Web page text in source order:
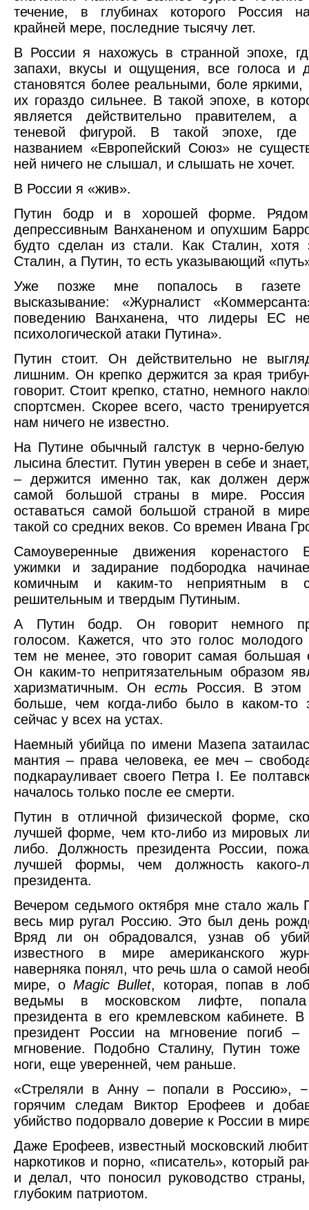
течение, в глубинах которого Россия
крайней мере, последние тысячу лет.
В России я нахожусь в странной эпохе,
запахи, вкусы и ощущения, все голоса и
становятся более реальными, боле яркими,
их гораздо сильнее. В такой эпохе, в
является действительно правителем, а
теневой фигурой. В такой эпохе, где
названием «Европейский Союз» не
ней ничего не слышал, и слышать не хочет.
В России я «жив».
Путин бодр и в хорошей форме.
депрессивным Ванханеном и опухшим
будто сделан из стали. Как Сталин, хотя
Сталин, а Путин, то есть указывающий
Уже позже мне попалось в газете
высказывание: «Журналист
поведению Ванханена, что лидеры ЕС
психологической атаки Путина».
Путин стоит. Он действительно не
лишним. Он крепко держится за края
говорит. Стоит крепко, статно, немного
спортсмен. Скорее всего, часто
нам ничего не известно.
На Путине обычный галстук в черно-белую
лысина блестит. Путин уверен в себе и
– держится именно так, как должен
самой большой страны в мире. Россия
оставаться самой большой страной в
такой со средних веков. Со времен Ивана
Самоуверенные движения коренастого
ужимки и задирание подбородка
комичным и каким-то неприятным в
решительным и твердым Путиным.
А Путин бодр. Он говорит немного
голосом. Кажется, что это голос
тем не менее, это говорит самая большая
Он каким-то непритязательным образом
харизматичным. Он есть Россия. В этом
больше, чем когда-либо было в каком-то
сейчас у всех на устах.
Наемный убийца по имени Мазепа
мантия – права человека, ее меч –
подкарауливает своего Петра I. Ее
началось только после ее смерти.
Путин в отличной физической форме,
лучшей форме, чем кто-либо из мировых
либо. Должность президента России,
лучшей формы, чем должность какого-
президента.
Вечером седьмого октября мне стало жаль
весь мир ругал Россию. Это был день
Вряд ли он обрадовался, узнав об
известного в мире американского
наверняка понял, что речь шла о самой
мире, оMagic Bullet, которая, попав в
ведьмы в московском лифте,
президента в его кремлевском кабинете.
президент России на мгновение погиб
мгновение. Подобно Сталину, Путин тоже
ноги, еще уверенней, чем раньше.
«Стреляли в Анну – попали в Россию»,
горячим следам Виктор Ерофеев и
убийство подорвало доверие к России в
Даже Ерофеев, известный московский
наркотиков и порно, «писатель», который
и делал, что поносил руководство
глубоким патриотом.